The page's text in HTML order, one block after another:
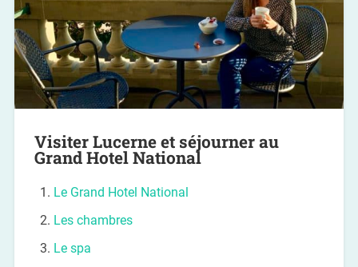
Visiter Lucerne et séjourner au
Grand Hotel National
Le Grand Hotel National
Les chambres
Le spa